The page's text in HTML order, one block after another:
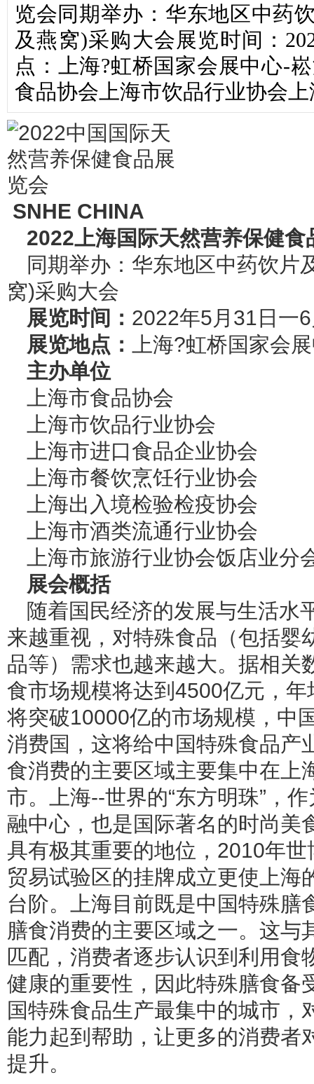
览会同期举办：华东地区中药
及燕窝)采购大会展览时间：
点：上海?虹桥国家会展中心-
食品协会上海市饮品行业协会
SNHE CHINA
2022上海国际天然营养保健食
同期举办：华东地区中药饮片
窝)采购大会
展览时间： 2022年5月31日一
展览地点：
上海?虹桥国家会
主办单位
上海市食品协会
上海市饮品行业协会
上海市进口食品企业协会
上海市餐饮烹饪行业协会
上海出入境检验检疫协会
上海市酒类流通行业协会
上海市旅游行业协会饭店业分
展会概括
随着国民经济的发展与生活水
来越重视，对特殊食品（包括婴
品等）需求也越来越大。据相关
食市场规模将达到4500亿元，
将突破10000亿的市场规模，中
消费国，这将给中国特殊食品产
食消费的主要区域主要集中在上
市。上海--世界的“东方明珠”，
融中心，也是国际著名的时尚美
具有极其重要的地位，2010年
贸易试验区的挂牌成立更使上海
台阶。上海目前既是中国特殊膳
膳食消费的主要区域之一。这与
匹配，消费者逐步认识到利用食
健康的重要性，因此特殊膳食备
国特殊食品生产最集中的城市，
能力起到帮助，让更多的消费者
提升。